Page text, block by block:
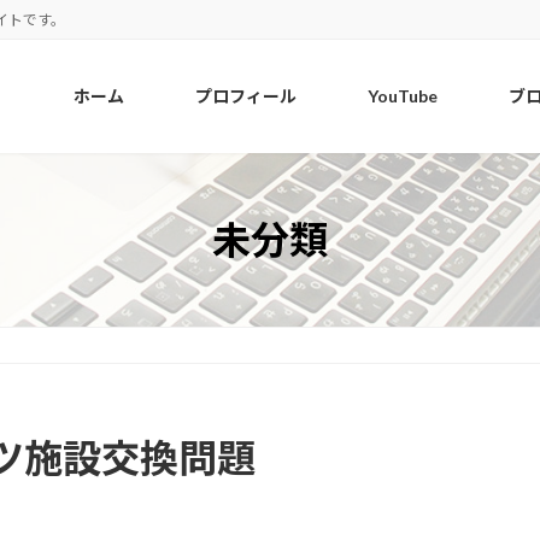
です。
ホーム プロフィール YouTube ブ
未分類
施設交換問題